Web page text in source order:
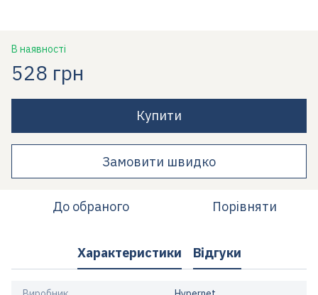
В наявності
528 грн
Купити
Замовити швидко
До обраного Порівняти
Характеристики Відгуки